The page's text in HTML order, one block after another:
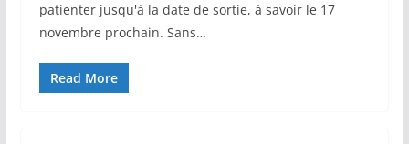
patienter jusqu'à la date de sortie, à savoir le 17
novembre prochain. Sans…
Read More